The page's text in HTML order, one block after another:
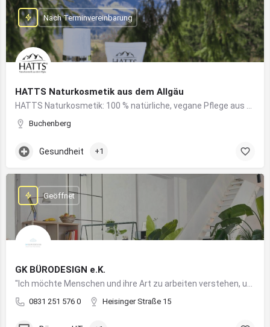
HATTS Naturkosmetik aus dem Allgäu
Buchenberg
Nach Terminvereinbarung
Gesundheit +1
GK BÜRODESIGN e.K.
0831 251 576 0 Heisinger Straße 15
Geöffnet